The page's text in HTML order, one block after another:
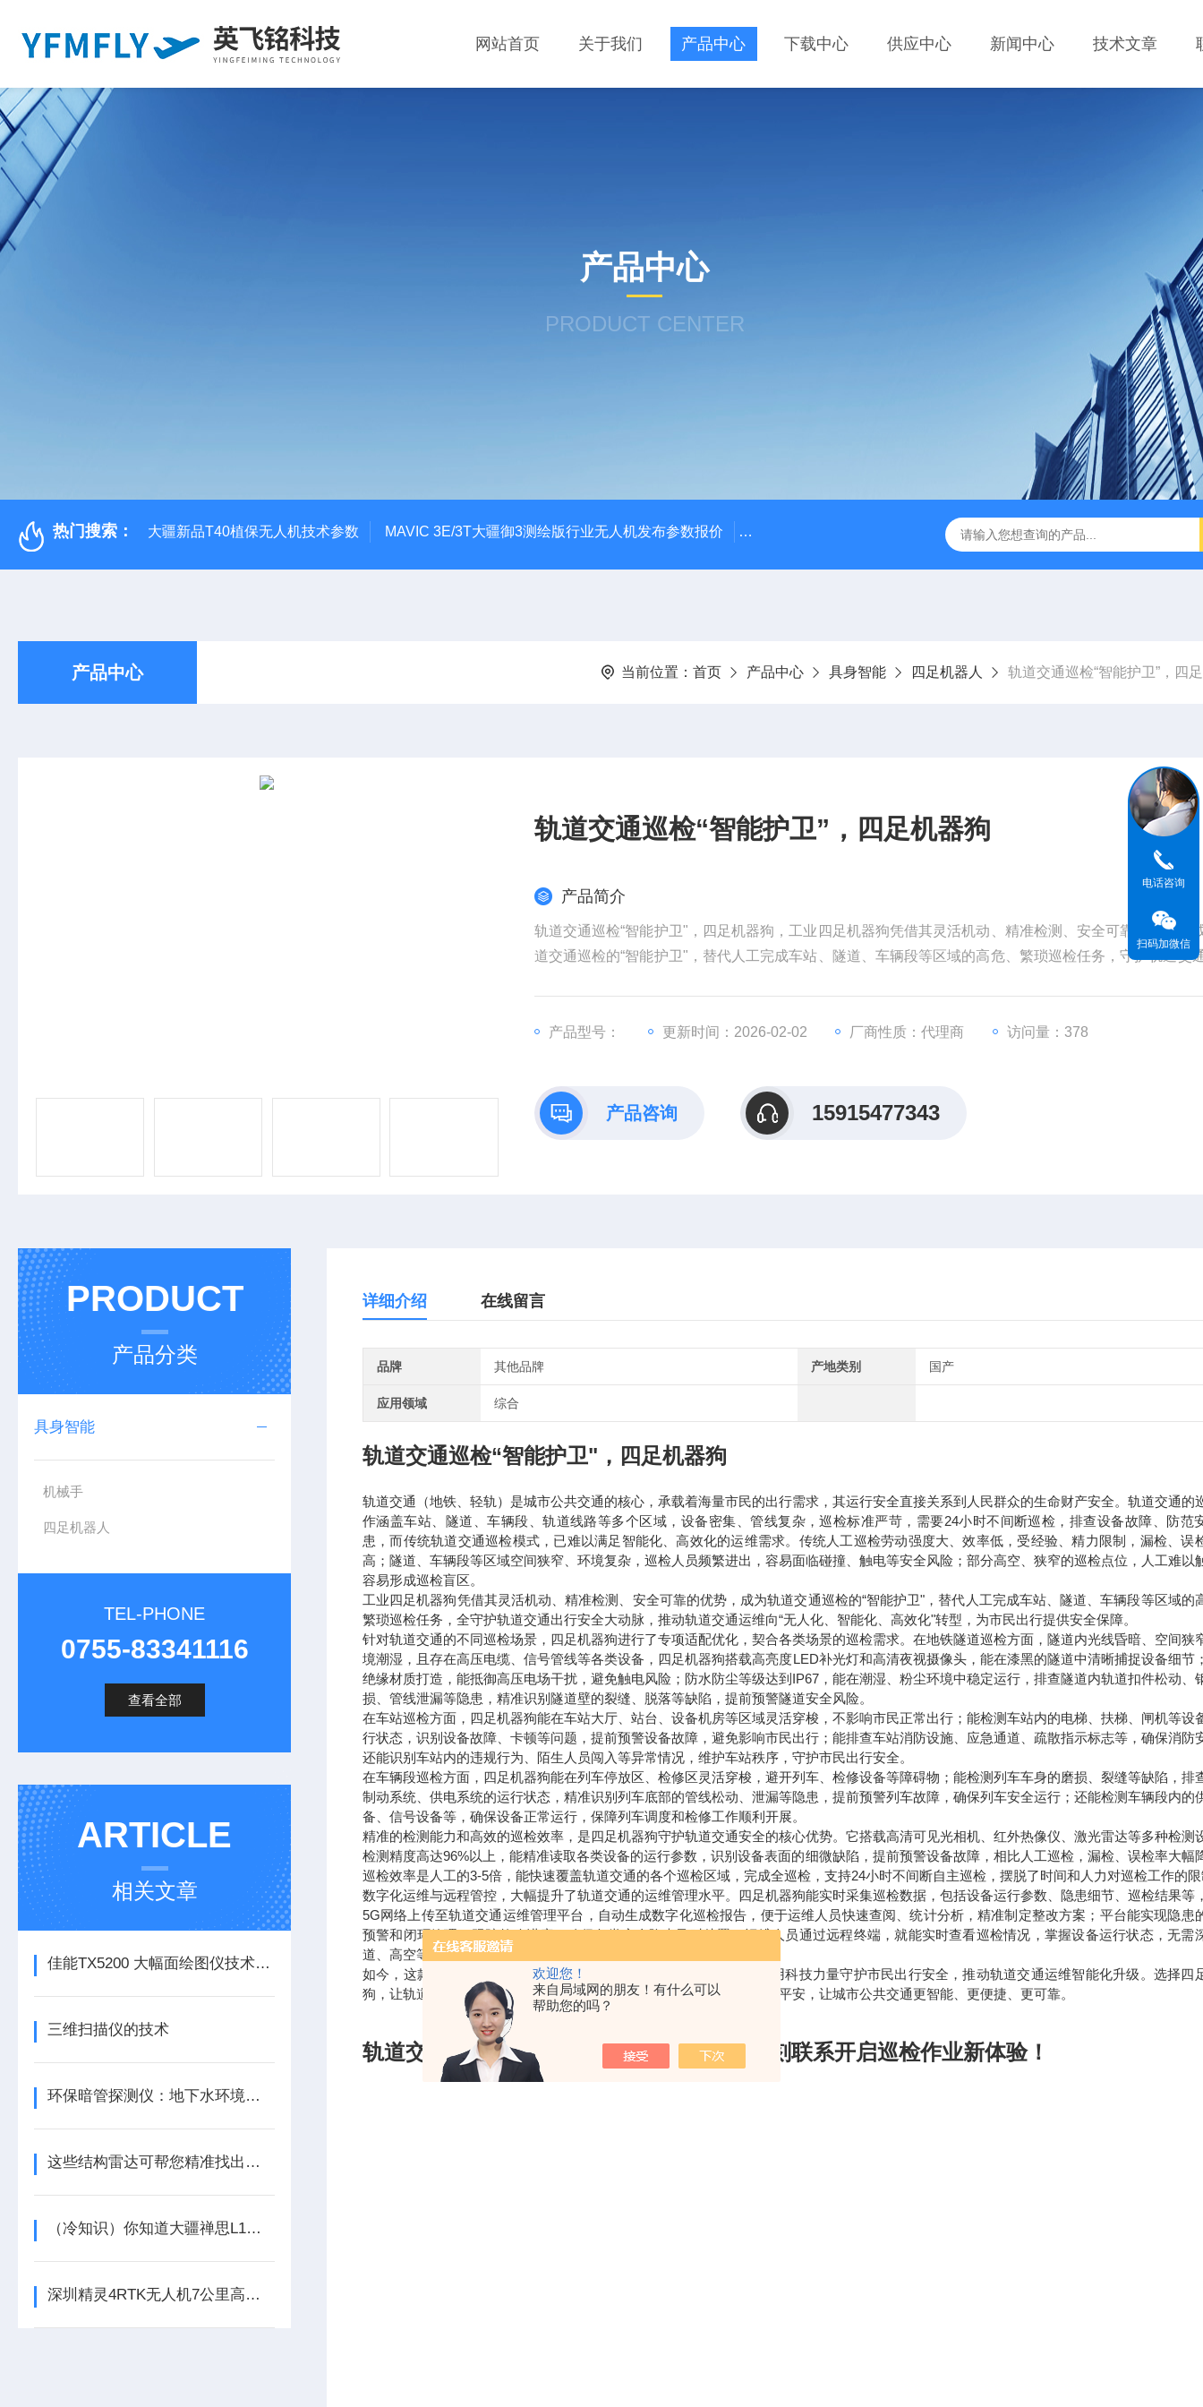
欢迎您！
来自局域网的朋友！有什么可以
帮助您的吗？
网站首页 关于我们 产品中心 下载中心 供应中心 新闻中心 技术文章
产品中心
PRODUCT CENTER
热门搜索： 大疆新品T40植保无人机技术参数 MAVIC 3E/3T大疆御3测绘版行业无人机发布参数报价 大疆升级版M350RTK行业无人机规格参数 Mavic 3T大疆热红外相
产品中心 当前位置： 首页 产品中心 具身智能 四足机器人 轨道交通巡检“智能护卫”，四
轨道交通巡检“智能护卫”，四足机器狗
产品简介
轨道交通巡检“智能护卫"，四足机器狗，工业四足机器狗凭借其灵活机动、精准检测、安全可靠的优势，
道交通巡检的“智能护卫"，替代人工完成车站、隧道、车辆段等区域的高危、繁琐巡检任务，守护轨道交
产品型号： 更新时间：2026-02-02 厂商性质：代理商 访问量：378
产品咨询 15915477343
PRODUCT
产品分类
具身智能
机械手
四足机器人
TEL-PHONE
0755-83341116
查看全部
ARTICLE
相关文章
佳能TX5200 大幅面绘图仪技术参数
三维扫描仪的技术
环保暗管探测仪：地下水环境的守护者
这些结构雷达可帮您精准找出预制桥梁波纹管位置
（冷知识）你知道大疆禅思L1激光雷达的点云穿透性吗
深圳精灵4RTK无人机7公里高清图传带屏遥控
详细介绍 在线留言
品牌 其他品牌 产地类别 国产
应用领域 综合
轨道交通巡检“智能护卫"，四足机器狗
轨道交通（地铁、轻轨）是城市公共交通的核心，承载着海量市民的出行需求，其运行安全直接关系到人民群众的生命财产安全。轨道交通的
作涵盖车站、隧道、车辆段、轨道线路等多个区域，设备密集、管线复杂，巡检标准严苛，需要24小时不间断巡检，排查设备故障、防范
患，而传统轨道交通巡检模式，已难以满足智能化、高效化的运维需求。传统人工巡检劳动强度大、效率低，受经验、精力限制，漏检、误
高；隧道、车辆段等区域空间狭窄、环境复杂，巡检人员频繁进出，容易面临碰撞、触电等安全风险；部分高空、狭窄的巡检点位，人工难以
容易形成巡检盲区。
工业四足机器狗凭借其灵活机动、精准检测、安全可靠的优势，成为轨道交通巡检的“智能护卫"，替代人工完成车站、隧道、车辆段等区域的
繁琐巡检任务，全守护轨道交通出行安全大动脉，推动轨道交通运维向“无人化、智能化、高效化"转型，为市民出行提供安全保障。
针对轨道交通的不同巡检场景，四足机器狗进行了专项适配优化，契合各类场景的巡检需求。在地铁隧道巡检方面，隧道内光线昏暗、空间狭
境潮湿，且存在高压电缆、信号管线等各类设备，四足机器狗搭载高亮度LED补光灯和高清夜视摄像头，能在漆黑的隧道中清晰捕捉设备细节
绝缘材质打造，能抵御高压电场干扰，避免触电风险；防水防尘等级达到IP67，能在潮湿、粉尘环境中稳定运行，排查隧道内轨道扣件松动、
损、管线泄漏等隐患，精准识别隧道壁的裂缝、脱落等缺陷，提前预警隧道安全风险。
在车站巡检方面，四足机器狗能在车站大厅、站台、设备机房等区域灵活穿梭，不影响市民正常出行；能检测车站内的电梯、扶梯、闸机等设
行状态，识别设备故障、卡顿等问题，提前预警设备故障，避免影响市民出行；能排查车站消防设施、应急通道、疏散指示标志等，确保消防
还能识别车站内的违规行为、陌生人员闯入等异常情况，维护车站秩序，守护市民出行安全。
在车辆段巡检方面，四足机器狗能在列车停放区、检修区灵活穿梭，避开列车、检修设备等障碍物；能检测列车车身的磨损、裂缝等缺陷，排
制动系统、供电系统的运行状态，精准识别列车底部的管线松动、泄漏等隐患，提前预警列车故障，确保列车安全运行；还能检测车辆段内的
备、信号设备等，确保设备正常运行，保障列车调度和检修工作顺利开展。
精准的检测能力和高效的巡检效率，是四足机器狗守护轨道交通安全的核心优势。它搭载高清可见光相机、红外热像仪、激光雷达等多种检测
检测精度高达96%以上，能精准读取各类设备的运行参数，识别设备表面的细微缺陷，提前预警设备故障，相比人工巡检，漏检、误检率大幅
巡检效率是人工的3-5倍，能快速覆盖轨道交通的各个巡检区域，完成全巡检，支持24小时不间断自主巡检，摆脱了时间和人力对巡检工作的
数字化运维与远程管控，大幅提升了轨道交通的运维管理水平。四足机器狗能实时采集巡检数据，包括设备运行参数、隐患细节、巡检结果等
5G网络上传至轨道交通运维管理平台，自动生成数字化巡检报告，便于运维人员快速查阅、统计分析，精准制定整改方案；平台能实现隐患
预警和闭环管理，跟踪整改进度，确保各类安全隐患及时处置；运维人员通过远程终端，就能实时查看巡检情况，掌握设备运行状态，无需
道、高空等高危区域，大幅降低了巡检风险和工作负担。
如今，这款四足机器狗已在多个城市的地铁、轻轨项目中落地应用，用科技力量守护市民出行安全，推动轨道交通运维智能化升级。选择四
狗，让轨道交通巡检更安全、更高效、更精准，守护每一位市民的出行平安，让城市公共交通更智能、更便捷、更可靠。
轨道交通巡检“智能护卫"，四足机器狗 ，即刻联系开启巡检作业新体验！
电话咨询
扫码加微信